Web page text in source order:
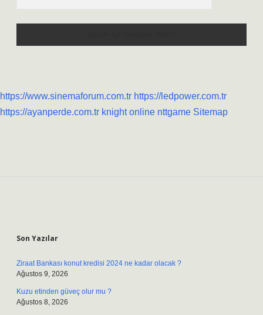
https://www.sinemaforum.com.tr https://ledpower.com.tr
https://ayanperde.com.tr knight online nttgame Sitemap
Son Yazılar
Ziraat Bankası konut kredisi 2024 ne kadar olacak ?
Ağustos 9, 2026
Kuzu etinden güveç olur mu ?
Ağustos 8, 2026